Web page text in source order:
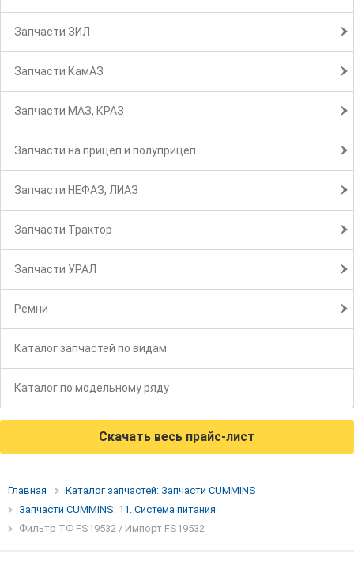
Запчасти ЗИЛ
Запчасти КамАЗ
Запчасти МАЗ, КРАЗ
Запчасти на прицеп и полуприцеп
Запчасти НЕФАЗ, ЛИАЗ
Запчасти Трактор
Запчасти УРАЛ
Ремни
Каталог запчастей по видам
Каталог по модельному ряду
Скачать весь прайс-лист
Главная
Каталог запчастей: Запчасти CUMMINS
Запчасти CUMMINS: 11. Система питания
Фильтр ТФ FS19532 / Импорт FS19532